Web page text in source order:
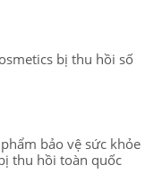
bị thu hồi số
bảo vệ sức khỏe
thu hồi toàn quốc